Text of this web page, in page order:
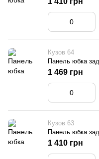
Кузов 64
Панель юбка
1 469 грн
Кузов 63
Панель юбка
1 410 грн